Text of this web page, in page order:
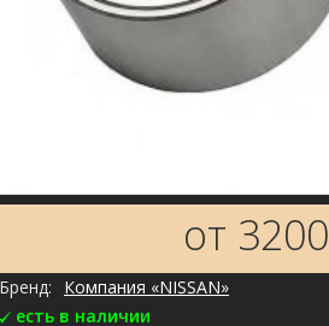
от 3200
Бренд:
Компания «NISSAN»
есть в наличии